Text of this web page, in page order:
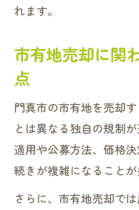
れます。
市有地売却に関
点
門真市の市有地を売却
とは異なる独自の規制
適用や公募方法、価格
続きが複雑になることが
さらに、市有地売却で